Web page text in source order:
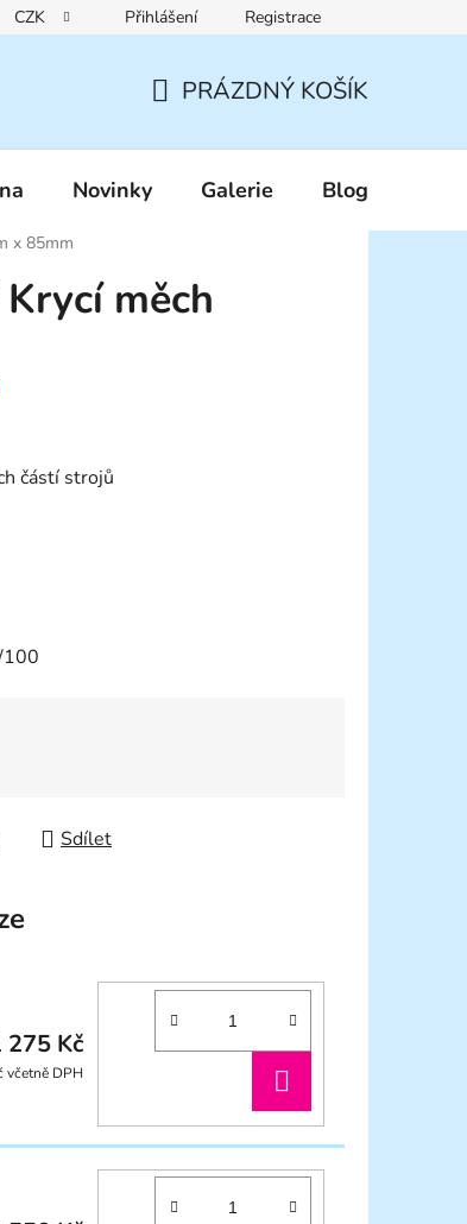
řád Pravidla zákaznických slev
CZK Přihlášení Registrace
KOŠÍK
PRÁZDNÝ KOŠÍK
Novinky Galerie Blog
x 85mm
měch
částí strojů
Sdílet
275 Kč
včetně DPH
KOŠÍKU